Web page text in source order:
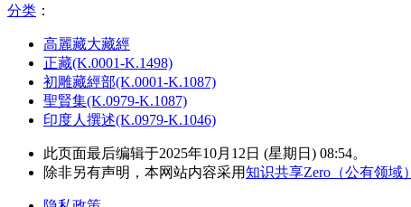
分类 ：​
高麗藏大藏經
正藏(K.0001-K.1498)
初雕藏經部(K.0001-K.1087)
聖賢集(K.0979-K.1087)
印度人撰述(K.0979-K.1046)
此页面最后编辑于2025年10月12日 (星期日) 08:54。
除非另有声明，本网站内容采用知识共享Zero（公有领域）